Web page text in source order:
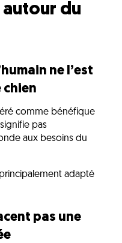
autour du
ne l’est
chien
comme bénéfique
pas
aux besoins du
adapté
pas une